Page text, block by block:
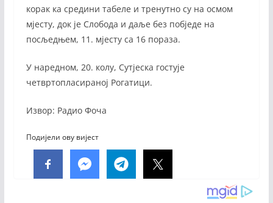
корак ка средини табеле и тренутно су на осмом
мјесту, док је Слобода и даље без побједе на
посљедњем, 11. мјесту са 16 пораза.
У наредном, 20. колу, Сутјеска гостује
четвртопласираној Рогатици.
Извор: Радио Фоча
Подијели ову вијест